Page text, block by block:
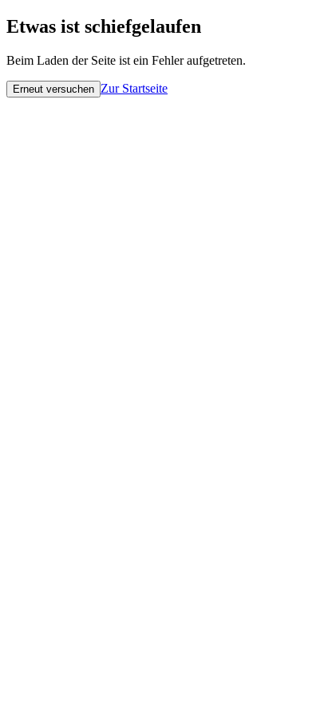
Etwas ist schiefgelaufen
Beim Laden der Seite ist ein Fehler aufgetreten.
Erneut versuchen Zur Startseite